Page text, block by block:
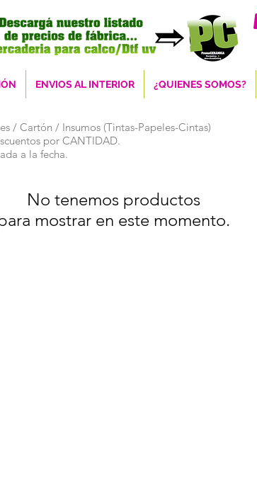
ENVIOS AL INTERIOR ¿QUIENES SOMOS?
/ Cartón / Insumos (Tintas-Papeles-Cintas)
por CANTIDAD.
a la fecha.
No tenemos productos
mostrar en este momento.